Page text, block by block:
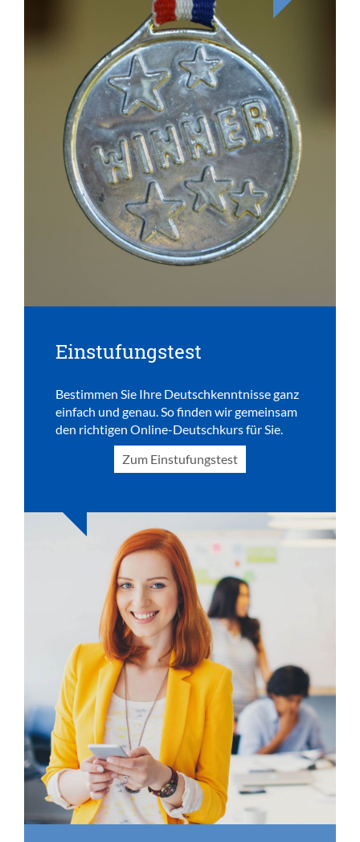
Einstufungstest
Bestimmen Sie Ihre Deutschkenntnisse ganz
einfach und genau. So finden wir gemeinsam
den richtigen Online-Deutschkurs für Sie.
Zum Einstufungstest